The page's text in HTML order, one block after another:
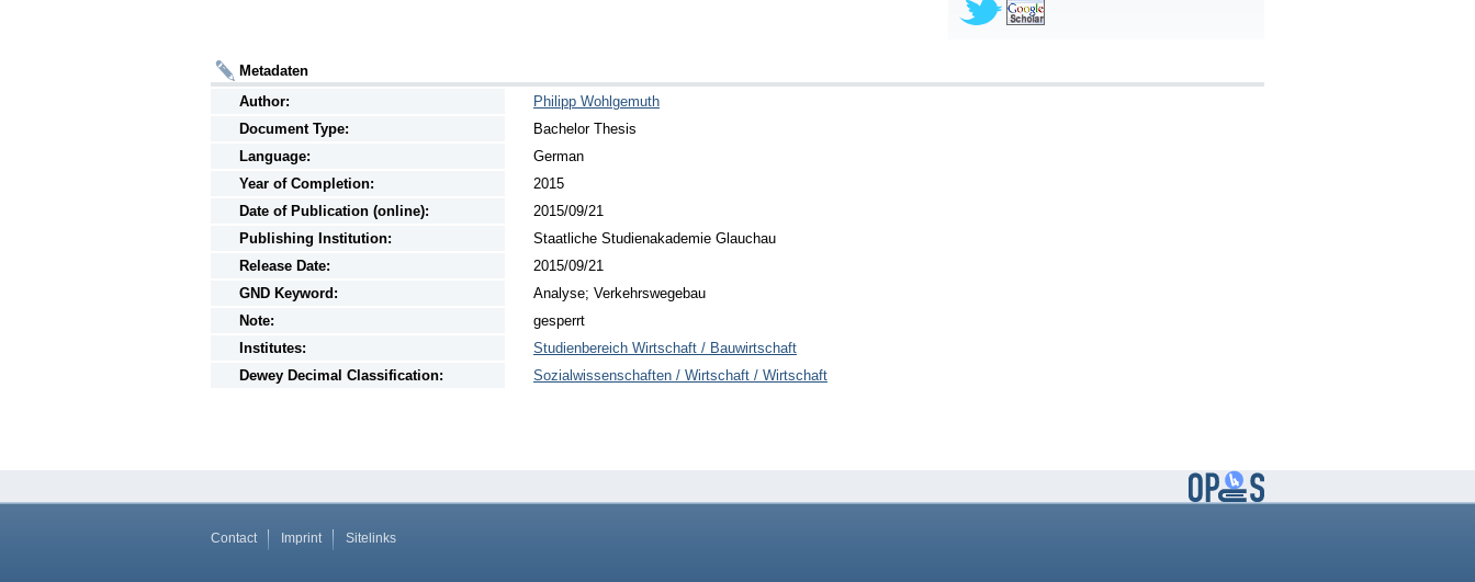
Metadaten
Author:
Philipp Wohlgemuth
Document Type:
Bachelor Thesis
Language:
German
Year of Completion:
2015
Date of Publication (online):
2015/09/21
Publishing Institution:
Staatliche Studienakademie Glauchau
Release Date:
2015/09/21
GND Keyword:
Analyse; Verkehrswegebau
Note:
gesperrt
Institutes:
Studienbereich Wirtschaft / Bauwirtschaft
Dewey Decimal Classification:
Sozialwissenschaften / Wirtschaft / Wirtschaft
Contact Imprint Sitelinks